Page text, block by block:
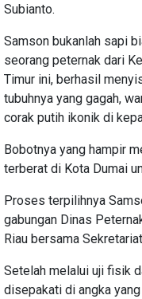
Subianto.
Samson bukanlah sapi
seorang peternak dari
Timur ini, berhasil
tubuhnya yang gagah,
corak putih ikonik di
Bobotnya yang hampir
terberat di Kota Dumai
Proses terpilihnya
gabungan Dinas
Riau bersama
Setelah melalui uji fisik
disepakati di angka